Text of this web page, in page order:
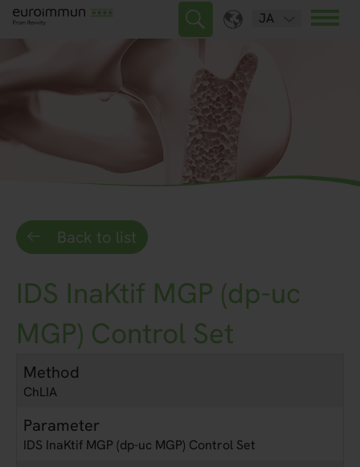
JA
Back to list
IDS InaKtif MGP (dp-uc
MGP) Control Set
Method
ChLIA
Parameter
IDS InaKtif MGP (dp-uc MGP) Control Set